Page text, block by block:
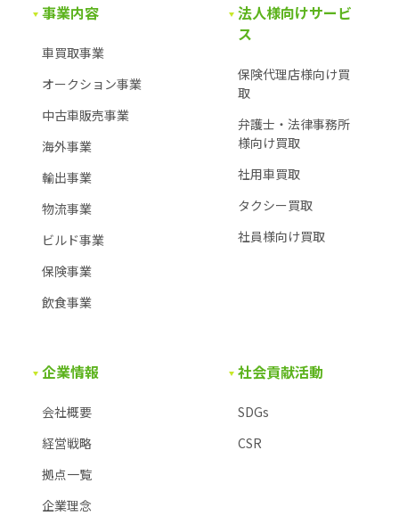
事業内容
車買取事業
オークション事業
中古車販売事業
海外事業
輸出事業
物流事業
ビルド事業
保険事業
飲食事業
法人様向けサービ
ス
保険代理店様向け買
取
弁護士・法律事務所
様向け買取
社用車買取
タクシー買取
社員様向け買取
企業情報
会社概要
経営戦略
拠点一覧
企業理念
社会貢献活動
SDGs
CSR